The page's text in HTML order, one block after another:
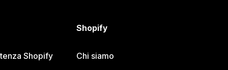
Shopify
Shopify
Chi siamo